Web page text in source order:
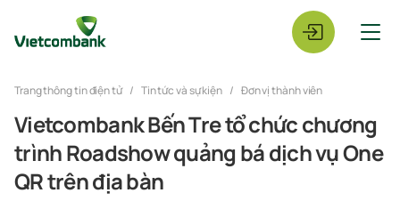
Trang thông tin điện tử Tin tức và sự kiện Đơn vị thành viên
Vietcombank Bến Tre tổ chức chương
trình Roadshow quảng bá dịch vụ One
QR trên địa bàn